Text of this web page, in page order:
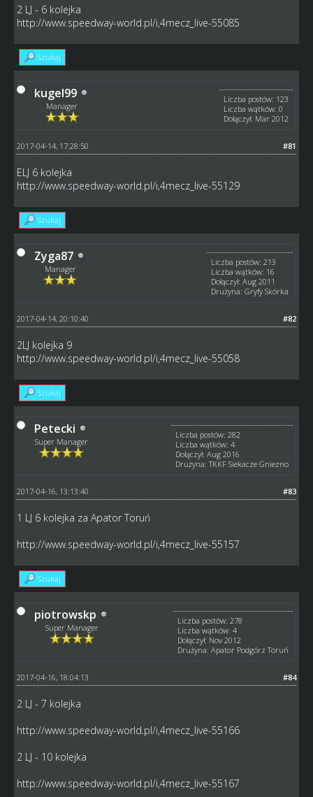
2 LJ - 6 kolejka
http://www.speedway-world.pl/i,4mecz_live-55085
Szukaj
kugel99
Manager
Liczba postów: 123
Liczba wątków: 0
Dołączył: Mar 2012
#81
2017-04-14, 17:28:50
ELJ 6 kolejka
http://www.speedway-world.pl/i,4mecz_live-55129
Szukaj
Zyga87
Manager
Liczba postów: 213
Liczba wątków: 16
Dołączył: Aug 2011
Drużyna: Gryfy Skórka
#82
2017-04-14, 20:10:40
2LJ kolejka 9
http://www.speedway-world.pl/i,4mecz_live-55058
Szukaj
Petecki
Super Manager
Liczba postów: 282
Liczba wątków: 4
Dołączył: Aug 2016
Drużyna: TKKF Siekacze Gniezno
#83
2017-04-16, 13:13:40
1 LJ 6 kolejka za Apator Toruń
http://www.speedway-world.pl/i,4mecz_live-55157
Szukaj
piotrowskp
Super Manager
Liczba postów: 278
Liczba wątków: 4
Dołączył: Nov 2012
Drużyna: Apator Podgórz Toruń
#84
2017-04-16, 18:04:13
2 LJ - 7 kolejka
http://www.speedway-world.pl/i,4mecz_live-55166
2 LJ - 10 kolejka
http://www.speedway-world.pl/i,4mecz_live-55167